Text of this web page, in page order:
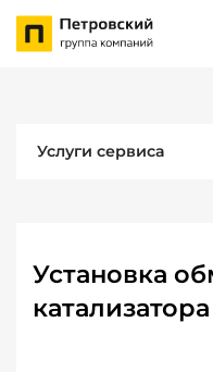
Услуги сервиса
Установка